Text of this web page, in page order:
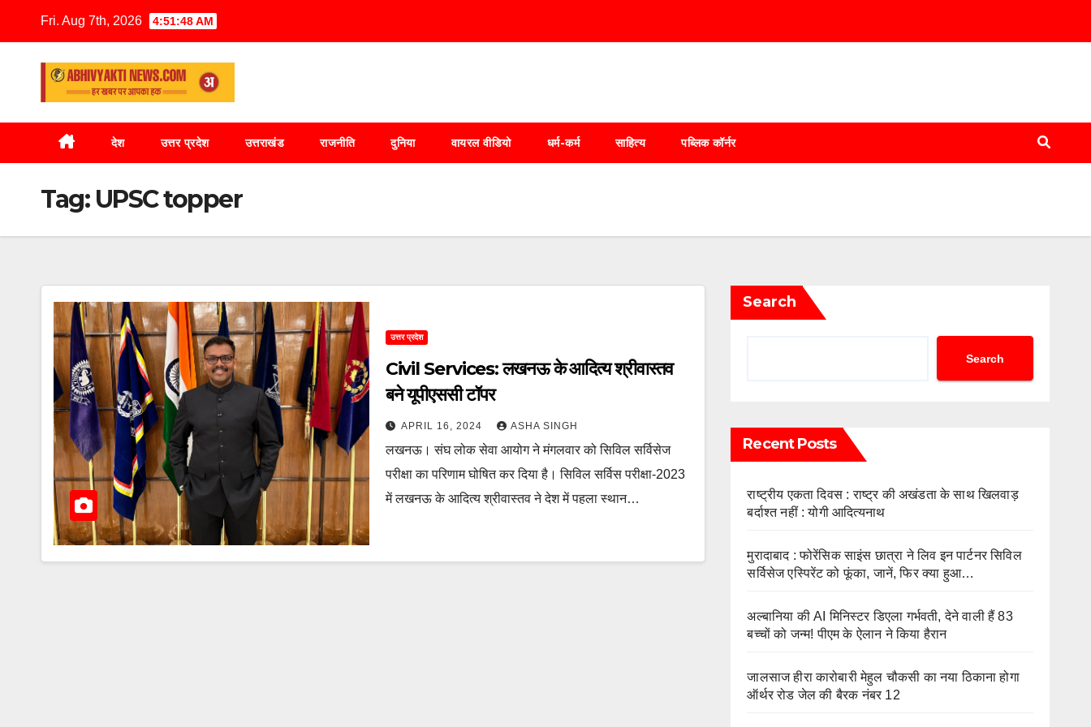
Fri. Aug 7th, 2026 4:51:48 AM
देश उत्तर प्रदेश उत्तराखंड राजनीति दुनिया वायरल वीडियो धर्म-कर्म साहित्य पब्लिक कॉर्नर
Tag: UPSC topper
उत्तर प्रदेश
Civil Services: लखनऊ के आदित्य श्रीवास्तव
बने यूपीएससी टॉपर
APRIL 16, 2024 ASHA SINGH
लखनऊ। संघ लोक सेवा आयोग ने मंगलवार को सिविल सर्विसेज
परीक्षा का परिणाम घोषित कर दिया है। सिविल सर्विस परीक्षा-2023
में लखनऊ के आदित्य श्रीवास्तव ने देश में पहला स्थान…
Search
Search
Recent Posts
राष्ट्रीय एकता दिवस : राष्ट्र की अखंडता के साथ खिलवाड़
बर्दाश्त नहीं : योगी आदित्यनाथ
मुरादाबाद : फोरेंसिक साइंस छात्रा ने लिव इन पार्टनर सिविल
सर्विसेज एस्पिरेंट को फूंका, जानें, फिर क्या हुआ…
अल्बानिया की AI मिनिस्‍टर डिएला गर्भवती, देने वाली हैं 83
बच्चों को जन्‍म! पीएम के ऐलान ने किया हैरान
जालसाज हीरा कारोबारी मेहुल चौकसी का नया ठिकाना होगा
ऑर्थर रोड जेल की बैरक नंबर 12